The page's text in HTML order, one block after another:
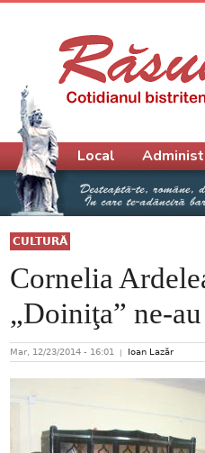
CULTURĂ
Cornelia
„Doiniţa” ne-
Mar, 12/23/2014 - 16:01 Ioan Lazăr
Meniu principal
Local